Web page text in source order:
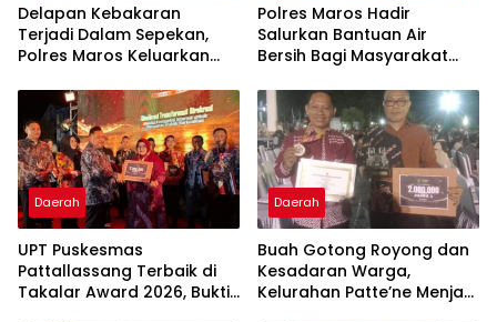
Delapan Kebakaran
Terjadi Dalam Sepekan,
Polres Maros Keluarkan
Masyarakat
Polres Maros Hadir
Salurkan Bantuan Air
Bersih Bagi Masyarakat
Di Maros
Daerah
UPT Puskesmas
Pattallassang Terbaik di
Takalar Award 2026, Bukti
Daerah
Buah Gotong Royong dan
Kesadaran Warga,
Kelurahan Patte’ne Menjadi